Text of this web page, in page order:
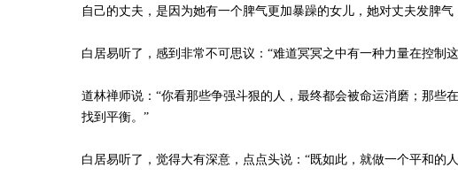
自己的丈夫，是因为她有一个脾气更加暴躁的女儿，她对丈夫发脾
白居易听了，感到非常不可思议：“难道冥冥之中有一种力量在控制
道林禅师说：“你看那些争强斗狠的人，最终都会被命运消磨；那
找到平衡。”
白居易听了，觉得大有深意，点点头说：“既如此，就做一个平和的